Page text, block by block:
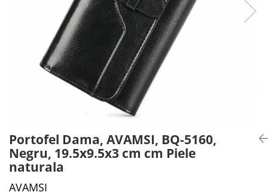
BRATARI DAMĂ
PORTOFELE DAMĂ
GENTI DAMĂ
RUCSACURI DAMĂ
Portofel Dama, AVAMSI, BQ-5160,
Negru, 19.5x9.5x3 cm cm Piele
naturala
AVAMSI